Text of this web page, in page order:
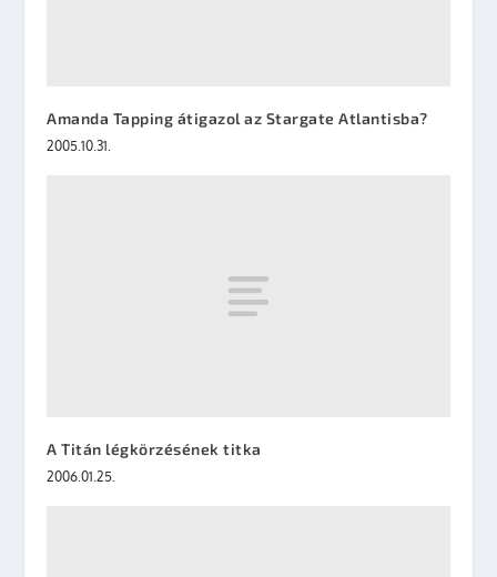
Amanda Tapping átigazol az Stargate Atlantisba?
2005.10.31.
A Titán légkörzésének titka
2006.01.25.